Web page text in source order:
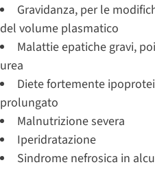
Gravidanza, per le
del volume plasmatico
Malattie epatiche gravi,
urea
Diete fortemente
prolungato
Malnutrizione severa
Iperidratazione
Sindrome nefrosica in